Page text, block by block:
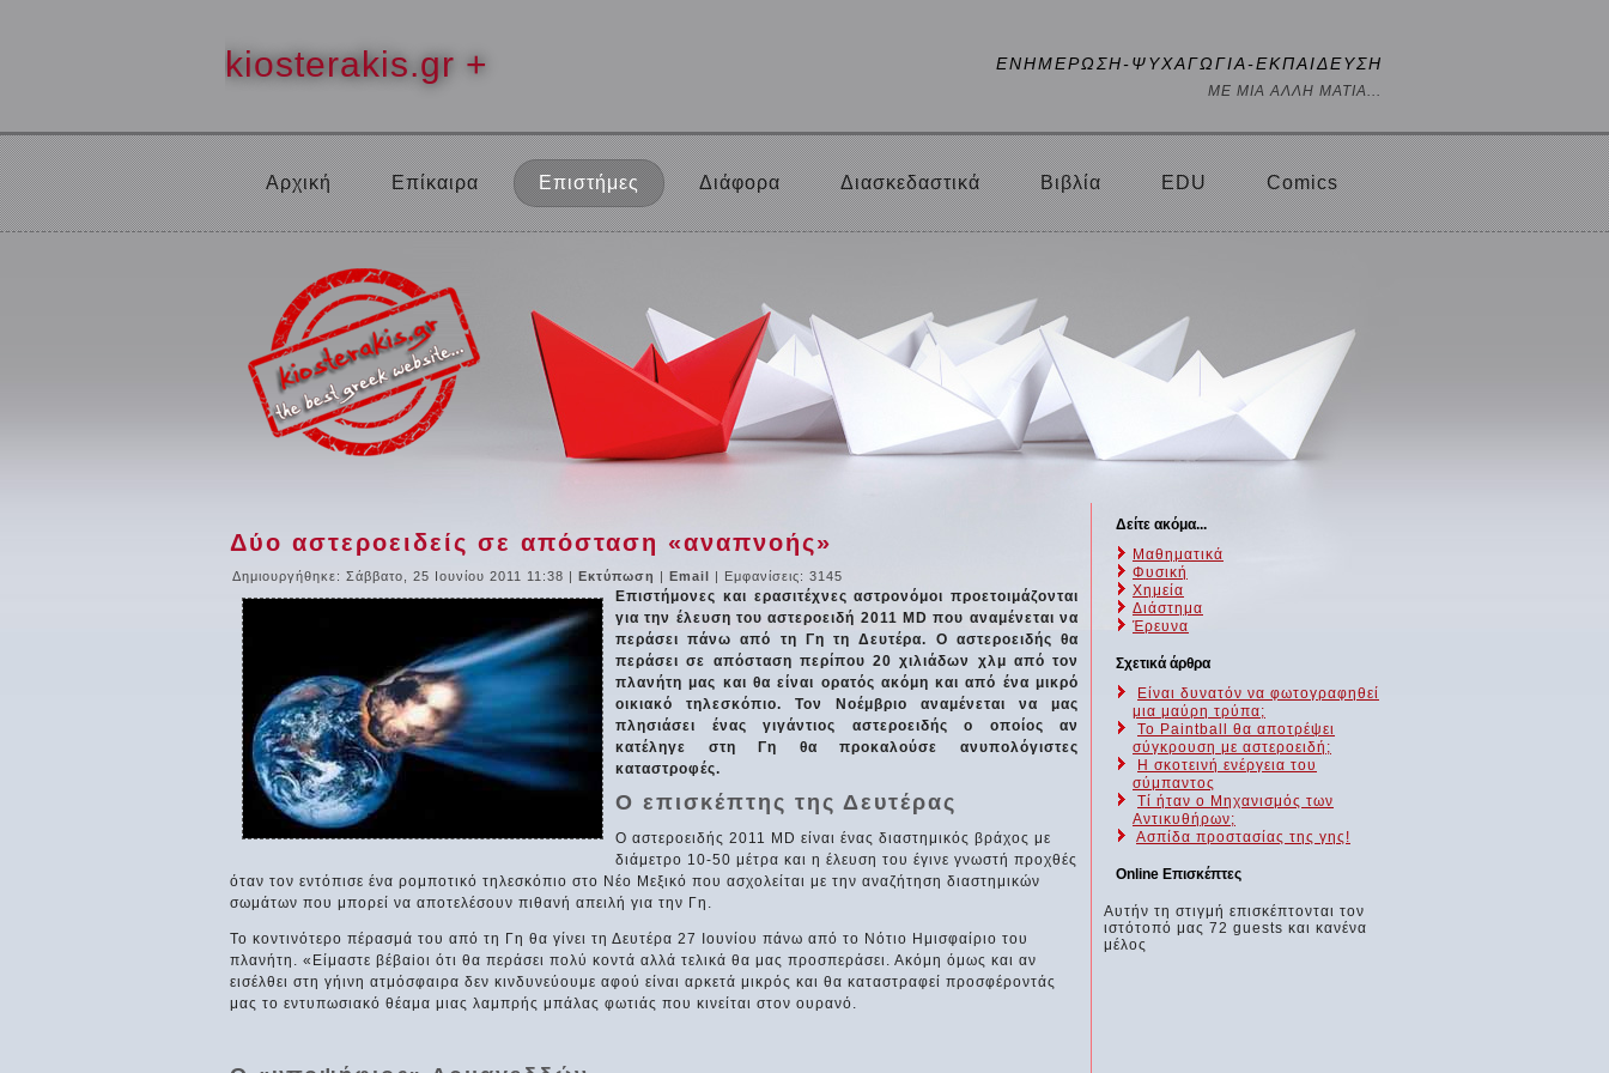
kiosterakis.gr + ΕΝΗΜΕΡΩΣΗ-ΨΥΧΑΓΩΓΙΑ-ΕΚΠΑΙΔΕΥΣΗ
ΜΕ ΜΙΑ ΑΛΛΗ ΜΑΤΙΑ...
Αρχική Επίκαιρα Επιστήμες Διάφορα Διασκεδαστικά Βιβλία EDU Comics
Δύο αστεροειδείς σε απόσταση «αναπνοής»
Δημιουργήθηκε: Σάββατο, 25 Ιουνίου 2011 11:38 | Εκτύπωση | Email | Εμφανίσεις: 3145
Επιστήμονες και ερασιτέχνες αστρονόμοι προετοιμάζονται
για την έλευση του αστεροειδή 2011 MD που αναμένεται να
περάσει πάνω από τη Γη τη Δευτέρα. Ο αστεροειδής θα
περάσει σε απόσταση περίπου 20 χιλιάδων χλμ από τον
πλανήτη μας και θα είναι ορατός ακόμη και από ένα μικρό
οικιακό τηλεσκόπιο. Τον Νοέμβριο αναμένεται να μας
πλησιάσει ένας γιγάντιος αστεροειδής ο οποίος αν
κατέληγε στη Γη θα προκαλούσε ανυπολόγιστες
καταστροφές.
Ο επισκέπτης της Δευτέρας
Ο αστεροειδής 2011 MD είναι ένας διαστημικός βράχος με
διάμετρο 10-50 μέτρα και η έλευση του έγινε γνωστή προχθές
όταν τον εντόπισε ένα ρομποτικό τηλεσκόπιο στο Νέο Μεξικό που ασχολείται με την αναζήτηση διαστημικών
σωμάτων που μπορεί να αποτελέσουν πιθανή απειλή για την Γη.
Το κοντινότερο πέρασμά του από τη Γη θα γίνει τη Δευτέρα 27 Ιουνίου πάνω από το Νότιο Ημισφαίριο του
πλανήτη. «Είμαστε βέβαiοι ότι θα περάσει πολύ κοντά αλλά τελικά θα μας προσπεράσει. Ακόμη όμως και αν
εισέλθει στη γήινη ατμόσφαιρα δεν κινδυνεύουμε αφού είναι αρκετά μικρός και θα καταστραφεί προσφέροντάς
μας το εντυπωσιακό θέαμα μιας λαμπρής μπάλας φωτιάς που κινείται στον ουρανό.
Δείτε ακόμα...
Μαθηματικά
Φυσική
Χημεία
Διάστημα
Έρευνα
Σχετικά άρθρα
Είναι δυνατόν να φωτογραφηθεί
μια μαύρη τρύπα;
To Paintball θα αποτρέψει
σύγκρουση με αστεροειδή;
H σκοτεινή ενέργεια του
σύμπαντος
Τί ήταν ο Μηχανισμός των
Αντικυθήρων;
Ασπίδα προστασίας της γης!
Online Επισκέπτες
Αυτήν τη στιγμή επισκέπτονται τον
ιστότοπό μας 72 guests και κανένα
μέλος